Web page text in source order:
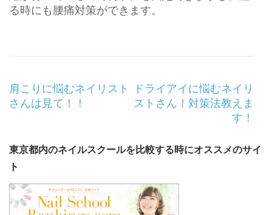
る時にも腰痛対策ができます。
投
稿
ゲ
ー
シ
ョ
ン
肩こりに悩むネイリスト
さんは見て！！
ドライアイに悩むネイリ
ストさん！対策法教えま
す！
東京都内のネイルスクールを比較する時にオススメのサイ
ト